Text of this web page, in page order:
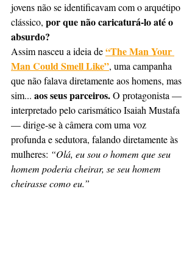
jovens não se identificavam com o arquétipo
clássico, por que não caricaturá-lo até o
absurdo?
Assim nasceu a ideia de “The Man Your
Man Could Smell Like”, uma campanha
que não falava diretamente aos homens, mas
sim... aos seus parceiros. O protagonista —
interpretado pelo carismático Isaiah Mustafa
— dirige-se à câmera com uma voz
profunda e sedutora, falando diretamente às
mulheres: “Olá, eu sou o homem que seu
homem poderia cheirar, se seu homem
cheirasse como eu.”